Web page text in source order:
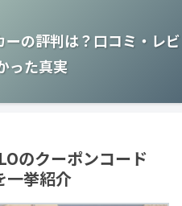
の評判は？口コミ・レビ
った真実
のクーポンコード
一挙紹介